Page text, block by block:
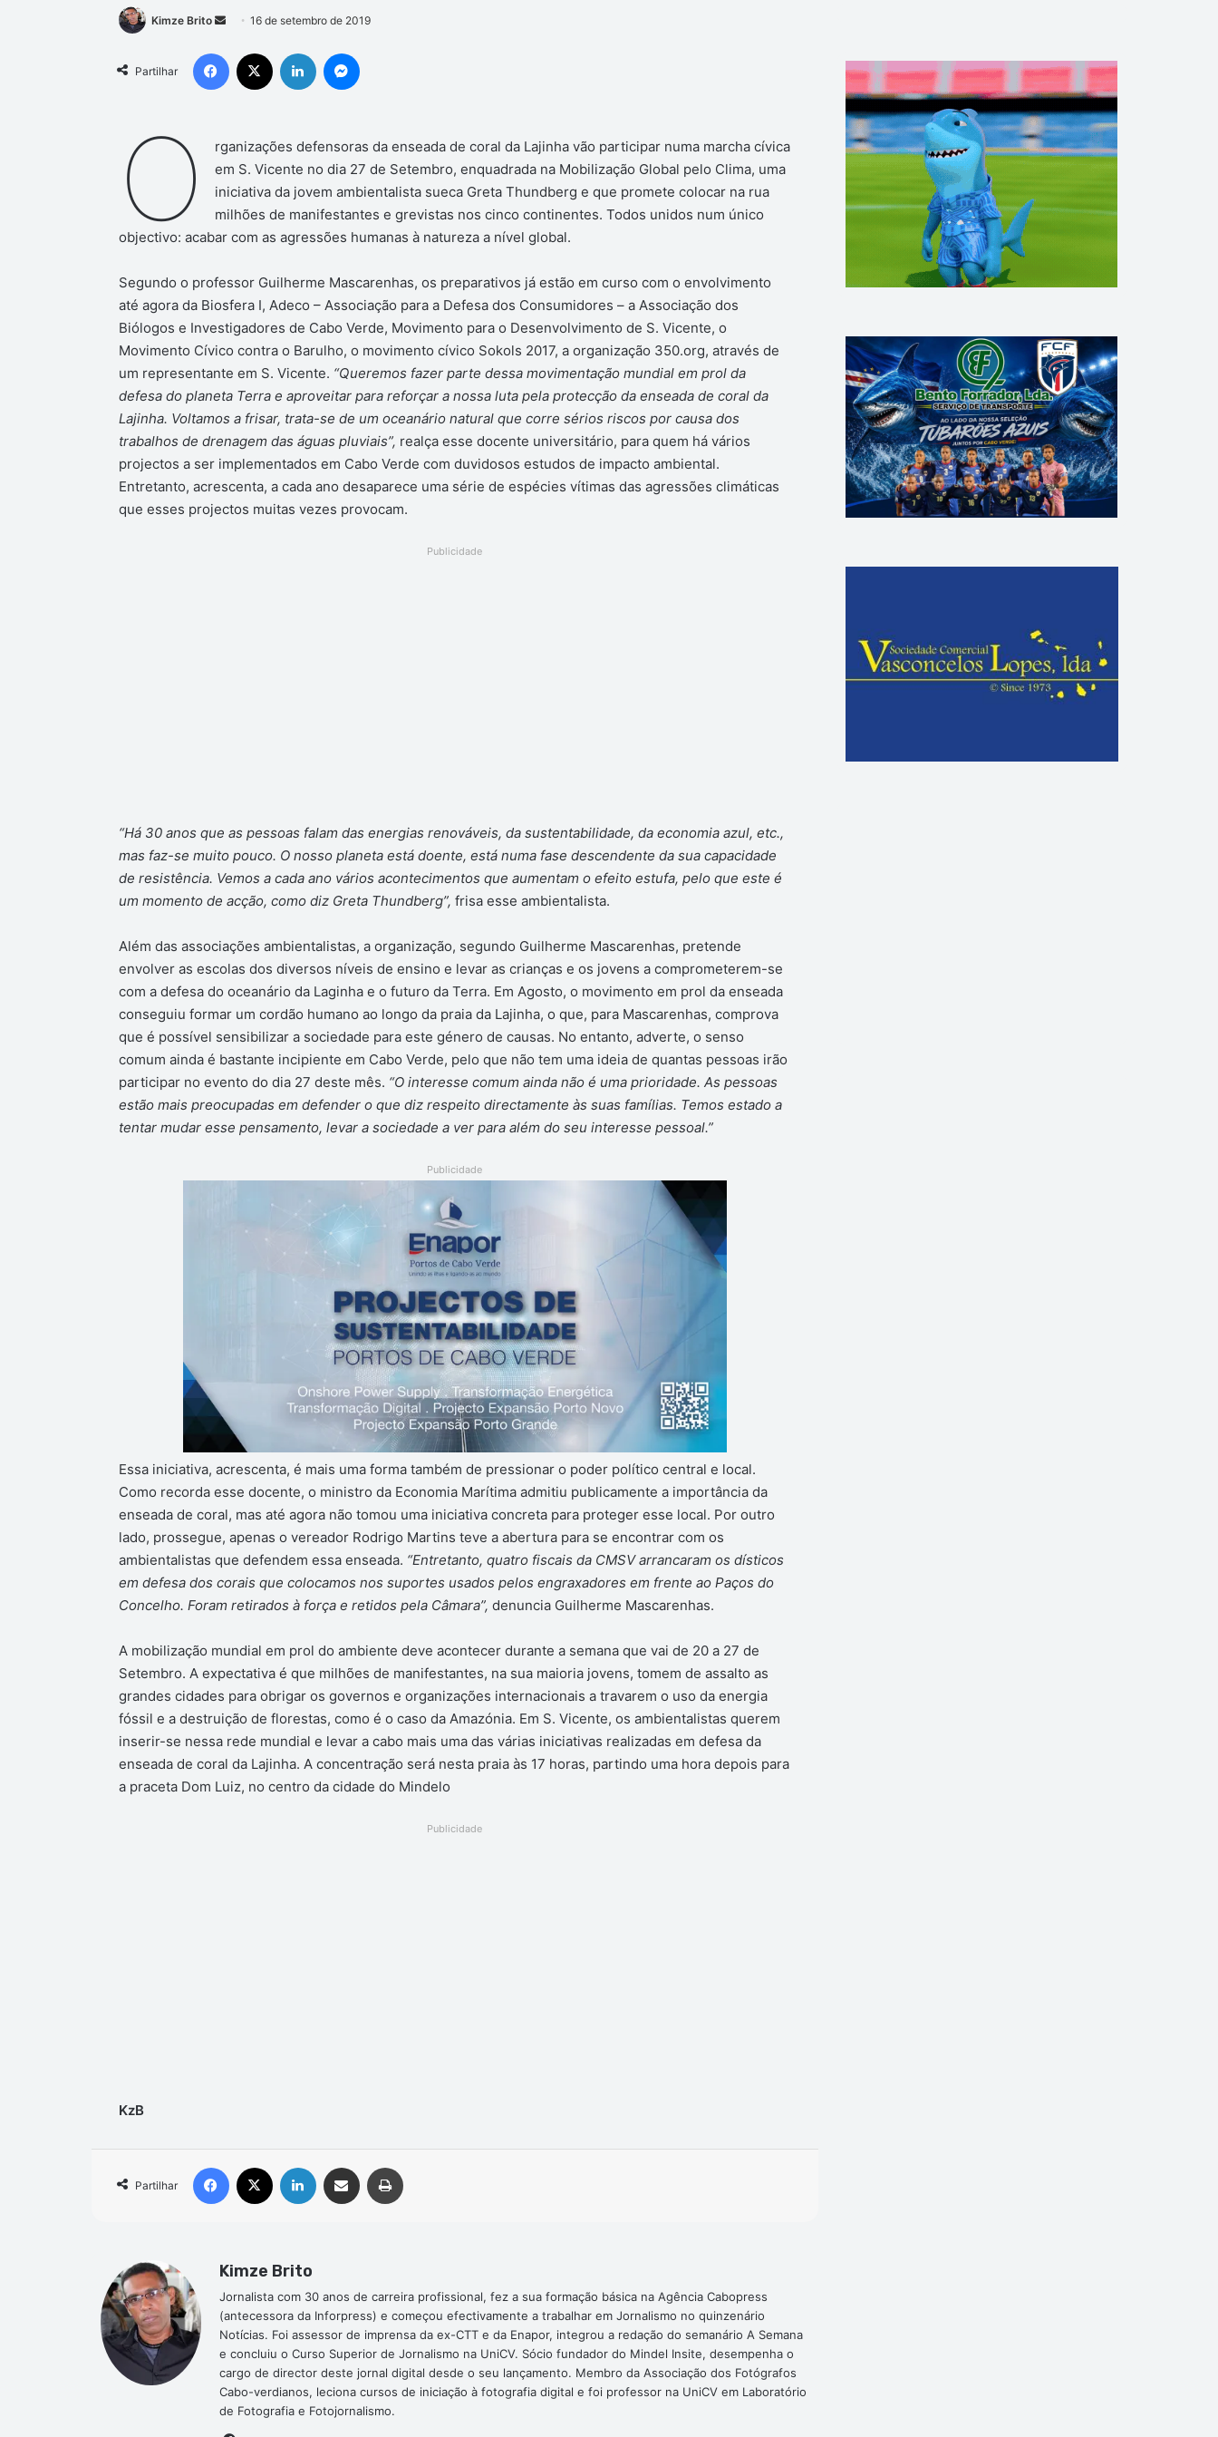
Kimze Brito
Mande
e-
mail
16 de setembro de 2019
Partilhar
Facebook Linkedin
O
rganizações defensoras da enseada de coral da Lajinha vão participar numa marcha cívica
em S. Vicente no dia 27 de Setembro, enquadrada na Mobilização Global pelo Clima, uma
iniciativa da jovem ambientalista sueca Greta Thundberg e que promete colocar na rua
milhões de manifestantes e grevistas nos cinco continentes. Todos unidos num único
objectivo: acabar com as agressões humanas à natureza a nível global.
Segundo o professor Guilherme Mascarenhas, os preparativos já estão em curso com o envolvimento
até agora da Biosfera I, Adeco – Associação para a Defesa dos Consumidores – a Associação dos
Biólogos e Investigadores de Cabo Verde, Movimento para o Desenvolvimento de S. Vicente, o
Movimento Cívico contra o Barulho, o movimento cívico Sokols 2017, a organização 350.org, através de
um representante em S. Vicente. “Queremos fazer parte dessa movimentação mundial em prol da
defesa do planeta Terra e aproveitar para reforçar a nossa luta pela protecção da enseada de coral da
Lajinha. Voltamos a frisar, trata-se de um oceanário natural que corre sérios riscos por causa dos
trabalhos de drenagem das águas pluviais”, realça esse docente universitário, para quem há vários
projectos a ser implementados em Cabo Verde com duvidosos estudos de impacto ambiental.
Entretanto, acrescenta, a cada ano desaparece uma série de espécies vítimas das agressões climáticas
que esses projectos muitas vezes provocam.
Publicidade
“Há 30 anos que as pessoas falam das energias renováveis, da sustentabilidade, da economia azul, etc.,
mas faz-se muito pouco. O nosso planeta está doente, está numa fase descendente da sua capacidade
de resistência. Vemos a cada ano vários acontecimentos que aumentam o efeito estufa, pelo que este é
um momento de acção, como diz Greta Thundberg”, frisa esse ambientalista.
Além das associações ambientalistas, a organização, segundo Guilherme Mascarenhas, pretende
envolver as escolas dos diversos níveis de ensino e levar as crianças e os jovens a comprometerem-se
com a defesa do oceanário da Laginha e o futuro da Terra. Em Agosto, o movimento em prol da enseada
conseguiu formar um cordão humano ao longo da praia da Lajinha, o que, para Mascarenhas, comprova
que é possível sensibilizar a sociedade para este género de causas. No entanto, adverte, o senso
comum ainda é bastante incipiente em Cabo Verde, pelo que não tem uma ideia de quantas pessoas irão
participar no evento do dia 27 deste mês. “O interesse comum ainda não é uma prioridade. As pessoas
estão mais preocupadas em defender o que diz respeito directamente às suas famílias. Temos estado a
tentar mudar esse pensamento, levar a sociedade a ver para além do seu interesse pessoal.”
Publicidade
Essa iniciativa, acrescenta, é mais uma forma também de pressionar o poder político central e local.
Como recorda esse docente, o ministro da Economia Marítima admitiu publicamente a importância da
enseada de coral, mas até agora não tomou uma iniciativa concreta para proteger esse local. Por outro
lado, prossegue, apenas o vereador Rodrigo Martins teve a abertura para se encontrar com os
ambientalistas que defendem essa enseada. “Entretanto, quatro fiscais da CMSV arrancaram os dísticos
em defesa dos corais que colocamos nos suportes usados pelos engraxadores em frente ao Paços do
Concelho. Foram retirados à força e retidos pela Câmara”, denuncia Guilherme Mascarenhas.
A mobilização mundial em prol do ambiente deve acontecer durante a semana que vai de 20 a 27 de
Setembro. A expectativa é que milhões de manifestantes, na sua maioria jovens, tomem de assalto as
grandes cidades para obrigar os governos e organizações internacionais a travarem o uso da energia
fóssil e a destruição de florestas, como é o caso da Amazónia. Em S. Vicente, os ambientalistas querem
inserir-se nessa rede mundial e levar a cabo mais uma das várias iniciativas realizadas em defesa da
enseada de coral da Lajinha. A concentração será nesta praia às 17 horas, partindo uma hora depois para
a praceta Dom Luiz, no centro da cidade do Mindelo
Publicidade
KzB
Partilhar
Facebook Linkedin Compartilhar via e-mail
Kimze Brito
Jornalista com 30 anos de carreira profissional, fez a sua formação básica na Agência Cabopress
(antecessora da Inforpress) e começou efectivamente a trabalhar em Jornalismo no quinzenário
Notícias. Foi assessor de imprensa da ex-CTT e da Enapor, integrou a redação do semanário A Semana
e concluiu o Curso Superior de Jornalismo na UniCV. Sócio fundador do Mindel Insite, desempenha o
cargo de director deste jornal digital desde o seu lançamento. Membro da Associação dos Fotógrafos
Cabo-verdianos, leciona cursos de iniciação à fotografia digital e foi professor na UniCV em Laboratório
de Fotografia e Fotojornalismo.